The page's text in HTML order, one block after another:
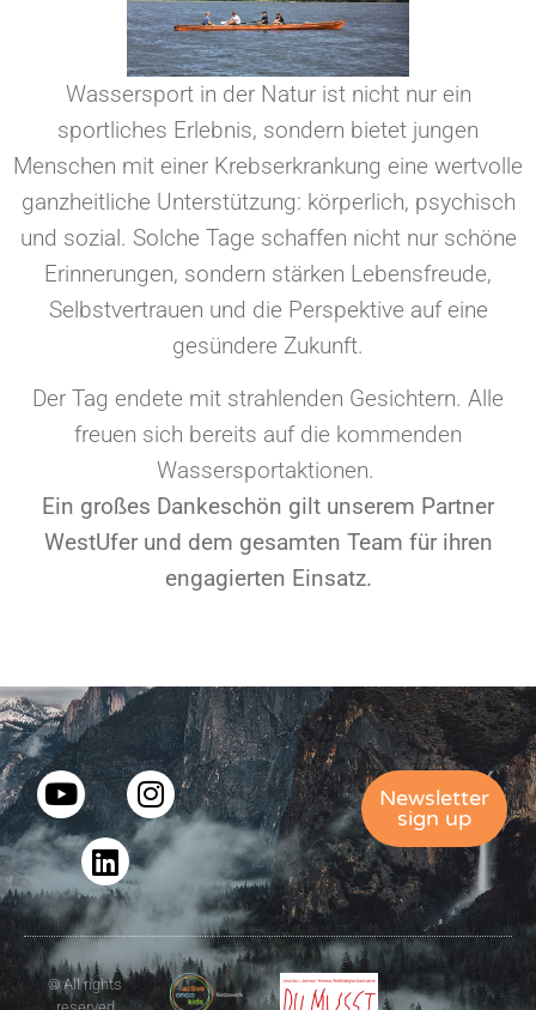
Wassersport in der Natur ist nicht nur ein
sportliches Erlebnis, sondern bietet jungen
Menschen mit einer Krebserkrankung eine wertvolle
ganzheitliche Unterstützung: körperlich, psychisch
und sozial. Solche Tage schaffen nicht nur schöne
Erinnerungen, sondern stärken Lebensfreude,
Selbstvertrauen und die Perspektive auf eine
gesündere Zukunft.
Der Tag endete mit strahlenden Gesichtern. Alle
freuen sich bereits auf die kommenden
Wassersportaktionen.
Ein großes Dankeschön gilt unserem Partner
WestUfer und dem gesamten Team für ihren
engagierten Einsatz.
Newsletter
sign up
© All rights